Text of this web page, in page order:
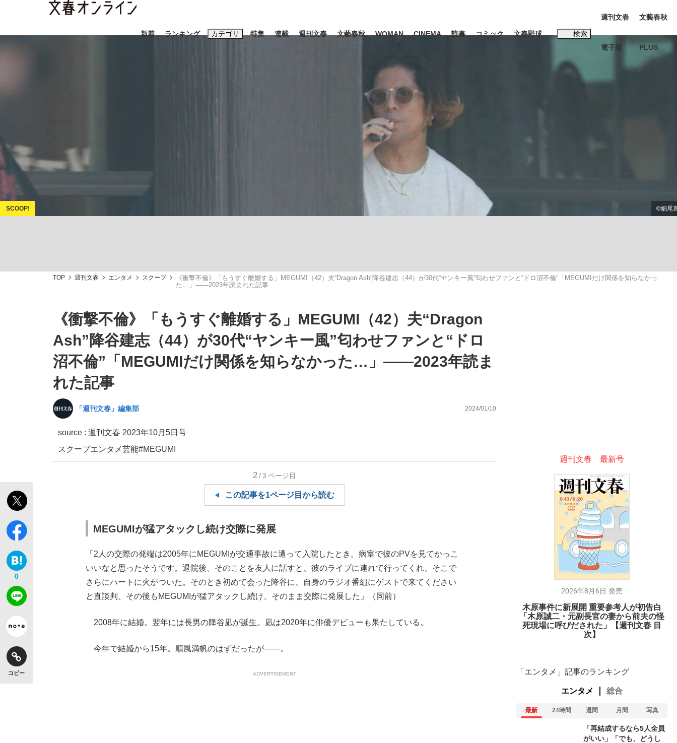
新着 ランキング カテゴリ
「最悪の空気のまま解散」WBC日本代表“敗戦”の真実 選手が明かす...
「敗因分析は一切聞かれなかった」侍ジャパン選手が証言した“NPB聞... 「クマが悪者扱いされているのが悲しい」『北の国から』倉本聰氏（91...
「目標達成できなかったからと言って…」サッカー日本代表・森保一監督...
特集
私のあのとき、私のいま
キングの誕生を、目撃せよ。
いまさら聞けない資産運用のすべて
連載 週刊文春 文藝春秋 WOMAN CINEMA 読書 コミック 文春野球 検索
おすすめのキーワードタグ一覧
#森岡毅 #城彰二 #内田有紀
週刊文春
電子版
文藝春秋
PLUS
TOP 週刊文春 エンタメ スクープ
《衝撃不倫》「もうすぐ離婚する」MEGUMI（42）夫“Dragon Ash”降谷建志（44）が30代“ヤンキー風”匂わせファンと“ドロ沼不倫”「MEGUMIだけ関係を知らなかっ
た…」――2023年読まれた記事
《衝撃不倫》「もうすぐ離婚する」MEGUMI（42）夫“Dragon
Ash”降谷建志（44）が30代“ヤンキー風”匂わせファンと“ドロ
沼不倫”「MEGUMIだけ関係を知らなかった…」――2023年読ま
れた記事
「週刊文春」編集部 2024/01/10
source : 週刊文春 2023年10月5日号
スクープエンタメ芸能#MEGUMI
0
コピー
2/3 ページ目
この記事を1ページ目から読む
MEGUMIが猛アタックし続け交際に発展
「2人の交際の発端は2005年にMEGUMIが交通事故に遭って入院したとき。病室で彼のPVを見てかっこ
いいなと思ったそうです。退院後、そのことを友人に話すと、彼のライブに連れて行ってくれ、そこで
さらにハートに火がついた。そのとき初めて会った降谷に、自身のラジオ番組にゲストで来てください
と直談判。その後もMEGUMIが猛アタックし続け、そのまま交際に発展した」（同前）
2008年に結婚。翌年には長男の降谷凪が誕生。凪は2020年に俳優デビューも果たしている。
今年で結婚から15年。順風満帆のはずだったが――。
ADVERTISEMENT
週刊文春 最新号
2026年8月6日 発売
木原事件に新展開 重要参考人が初告白
「木原誠二・元副長官の妻から前夫の怪
死現場に呼びだされた」【週刊文春 目
次】
「エンタメ」記事のランキング
エンタメ 総合
最新 24時間 週間 月間 写真
「再結成するなら5人全員
がいい」「でも、どうし